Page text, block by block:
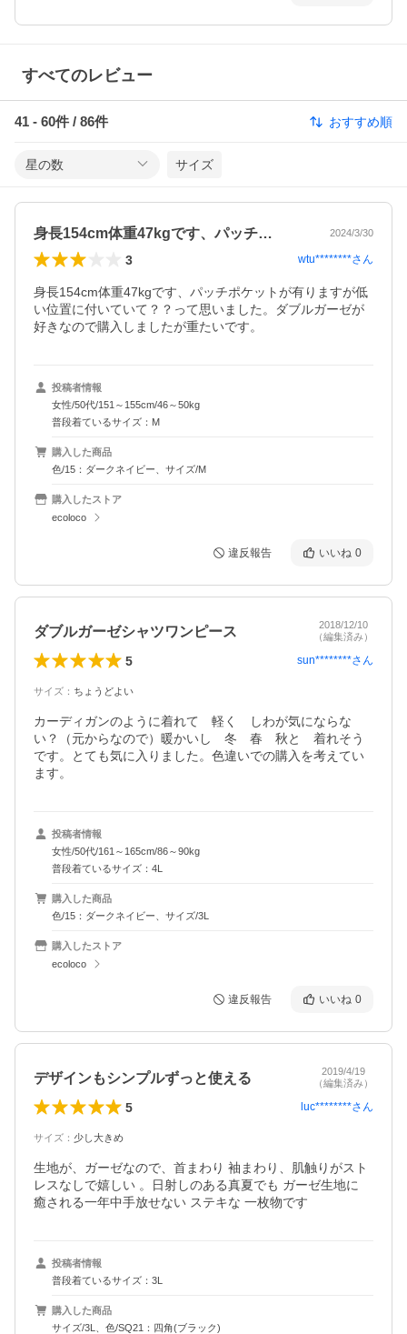
すべてのレビュー
41 - 60件 / 86件 おすすめ順
星の数 サイズ
身長154cm体重47kgです、パッチ… 2024/3/30
3 wtu********さん
身長154cm体重47kgです、パッチポケットが有りますが低
い位置に付いていて？？って思いました。ダブルガーゼが
好きなので購入しましたが重たいです。
投稿者情報
女性/50代/151～155cm/46～50kg
普段着ているサイズ：M
購入した商品
色/15：ダークネイビー、サイズ/M
購入したストア
ecoloco
違反報告 いいね 0
ダブルガーゼシャツワンピース
2018/12/10
（編集済み）
5 sun********さん
サイズ ： ちょうどよい
カーディガンのように着れて　軽く　しわが気にならな
い？（元からなので）暖かいし　冬　春　秋と　着れそう
です。とても気に入りました。色違いでの購入を考えてい
ます。
投稿者情報
女性/50代/161～165cm/86～90kg
普段着ているサイズ：4L
購入した商品
色/15：ダークネイビー、サイズ/3L
購入したストア
ecoloco
違反報告 いいね 0
デザインもシンプルずっと使える
2019/4/19
（編集済み）
5 luc********さん
サイズ ： 少し大きめ
生地が、ガーゼなので、首まわり 袖まわり、肌触りがスト
レスなしで嬉しい 。日射しのある真夏でも ガーゼ生地に
癒される一年中手放せない ステキな 一枚物です
投稿者情報
普段着ているサイズ：3L
購入した商品
サイズ/3L、色/SQ21：四角(ブラック)